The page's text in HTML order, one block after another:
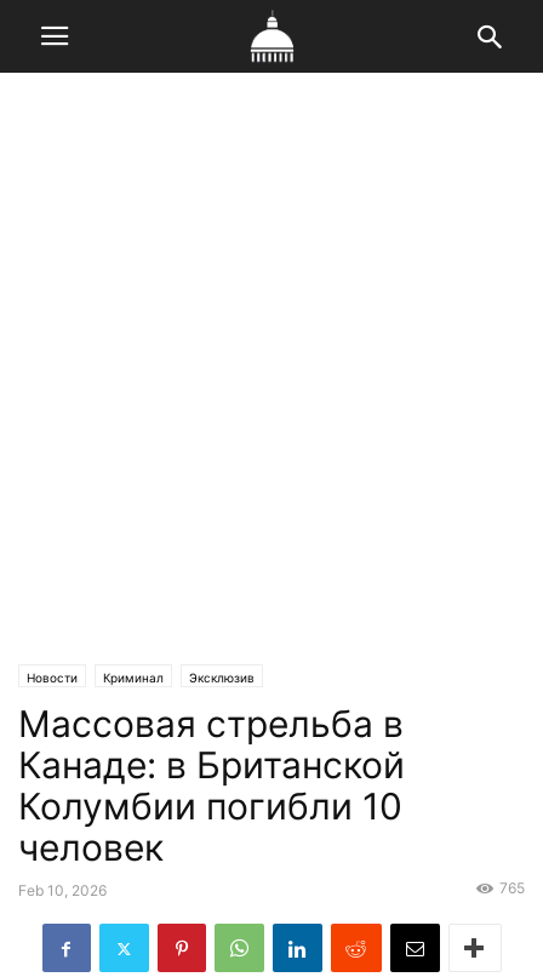
Новости Криминал Эксклюзив
Массовая стрельба в
Канаде: в Британской
Колумбии погибли 10
человек
Feb 10, 2026 765